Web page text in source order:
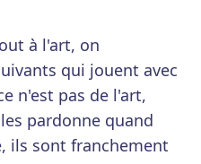
à l'art, on
qui jouent avec
n'est pas de l'art,
pardonne quand
ils sont franchement